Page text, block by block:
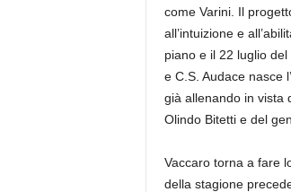
come Varini. Il
all’intuizione e
piano e il 22 luglio
e C.S. Audace nasce
già allenando in vista
Olindo Bitetti e del
Vaccaro torna a fare
della stagione